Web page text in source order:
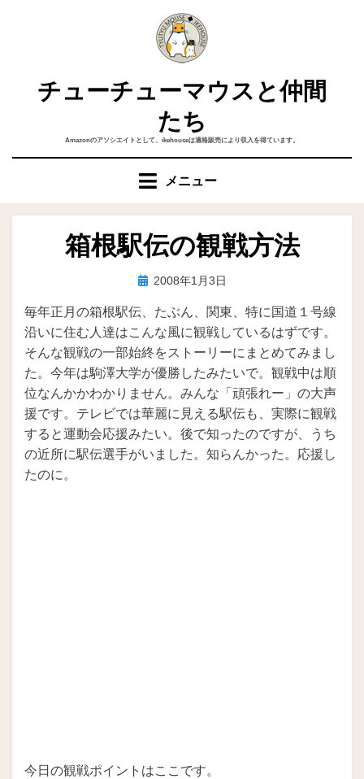
チューチューマウスと仲間
たち
Amazonのアソシエイトとして、ikehouseは適格販売により収入を得ています。
メニュー
箱根駅伝の観戦方法
投稿者ike
投
日:
2008年1月3日
毎年正月の箱根駅伝、たぶん、関東、特に国道１号線
沿いに住む人達はこんな風に観戦しているはずです。
そんな観戦の一部始終をストーリーにまとめてみまし
た。今年は駒澤大学が優勝したみたいで。観戦中は順
位なんかかわかりません。みんな「頑張れー」の大声
援です。テレビでは華麗に見える駅伝も、実際に観戦
すると運動会応援みたい。後で知ったのですが、うち
の近所に駅伝選手がいました。知らんかった。応援し
たのに。
今日の観戦ポイントはここです。